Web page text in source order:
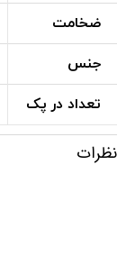
ضخامت
جنس
تعداد در پک
نظرات